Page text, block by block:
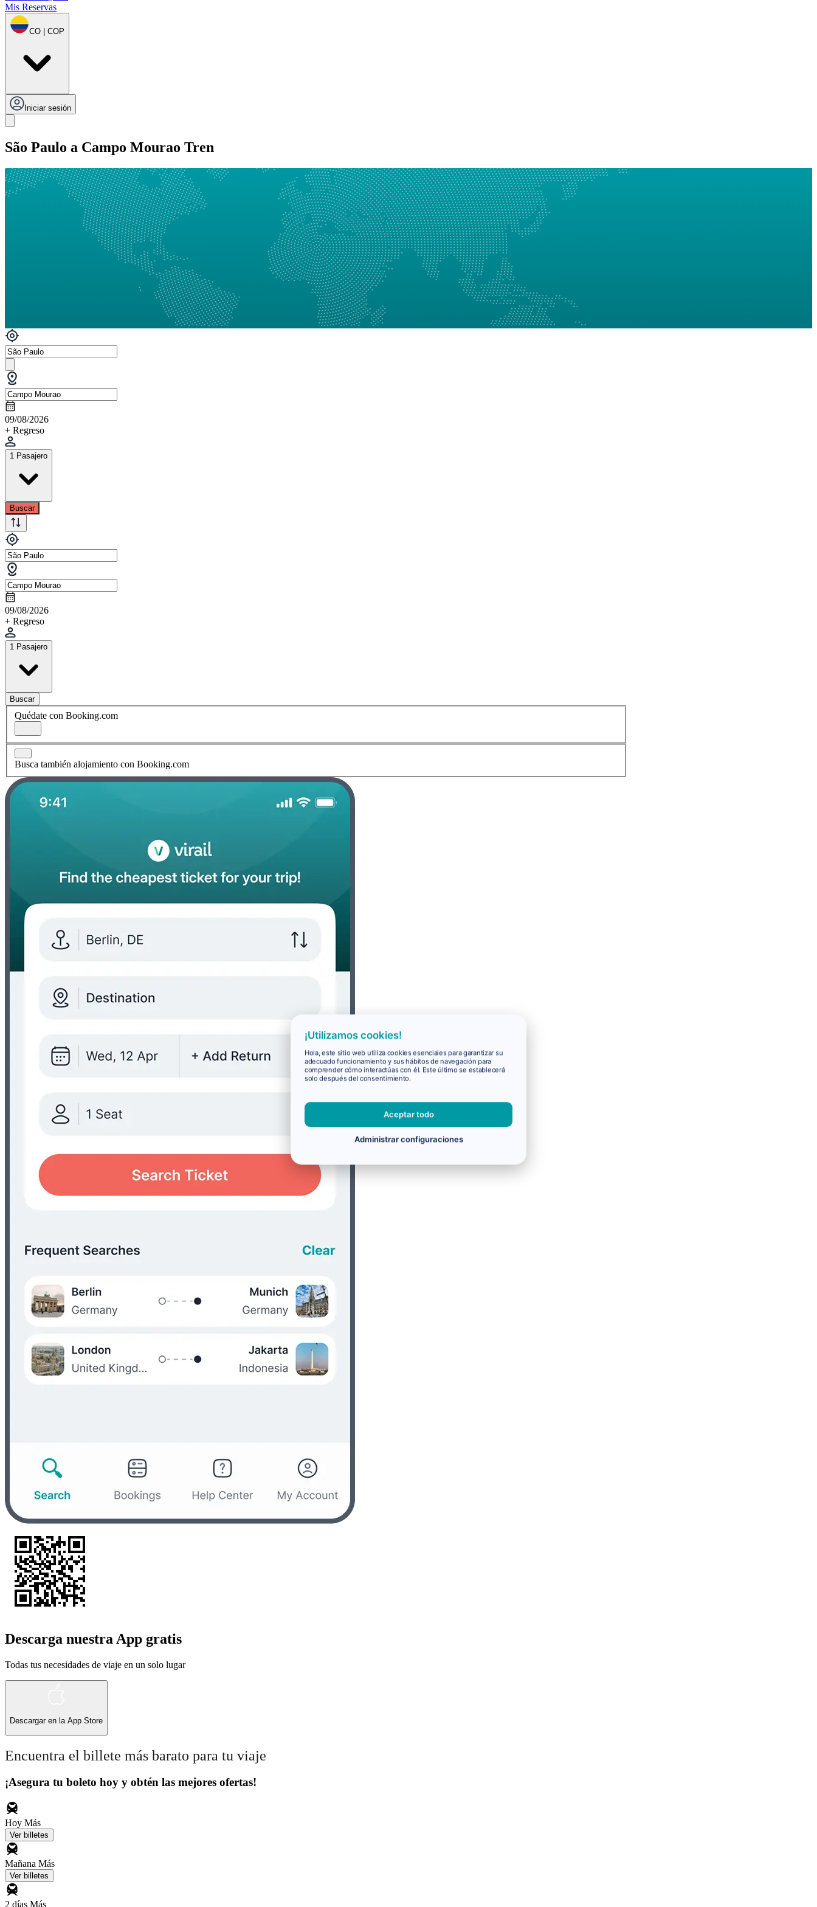
Mis Reservas
CO | COP
Iniciar sesión
São Paulo a Campo Mourao Tren
09/08/2026
+ Regreso
1 Pasajero
Buscar
09/08/2026
+ Regreso
1 Pasajero
Buscar
Quédate con Booking.com
Busca también alojamiento con Booking.com
Descarga nuestra App gratis
Todas tus necesidades de viaje en un solo lugar
Descargar en la App Store
Encuentra el billete más barato para tu viaje
¡Asegura tu boleto hoy y obtén las mejores ofertas!
Hoy Más
Ver billetes
Mañana Más
Ver billetes
2 días Más
¡Utilizamos cookies!
Hola, este sitio web utiliza cookies esenciales para garantizar su
adecuado funcionamiento y sus hábitos de navegación para
comprender cómo interactúas con él. Este último se establecerá
solo después del consentimiento.
Aceptar todo
Administrar configuraciones